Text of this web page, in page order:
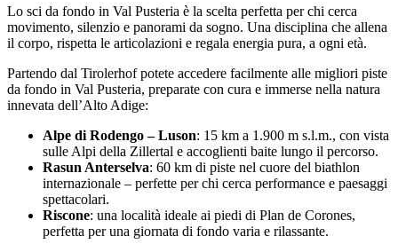
Lo sci da fondo in Val Pusteria è la scelta perfetta per chi cerca
movimento, silenzio e panorami da sogno. Una disciplina che allena
il corpo, rispetta le articolazioni e regala energia pura, a ogni età.
Partendo dal Tirolerhof potete accedere facilmente alle migliori piste
da fondo in Val Pusteria, preparate con cura e immerse nella natura
innevata dell’Alto Adige:
Alpe di Rodengo – Luson: 15 km a 1.900 m s.l.m., con vista
sulle Alpi della Zillertal e accoglienti baite lungo il percorso.
Rasun Anterselva: 60 km di piste nel cuore del biathlon
internazionale – perfette per chi cerca performance e paesaggi
spettacolari.
Riscone: una località ideale ai piedi di Plan de Corones,
perfetta per una giornata di fondo varia e rilassante.